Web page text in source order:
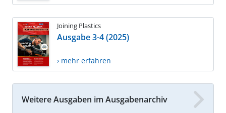
Joining Plastics
Ausgabe 3-4 (2025)
› mehr erfahren
Weitere Ausgaben im Ausgabenarchiv